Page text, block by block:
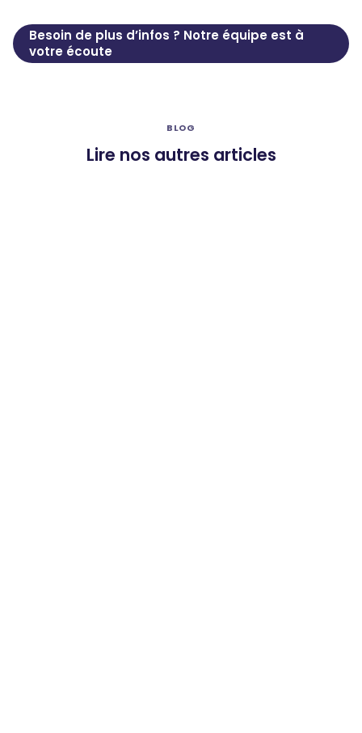
Besoin de plus d’infos ? Notre équipe est à
votre écoute
BLOG
Lire nos autres articles